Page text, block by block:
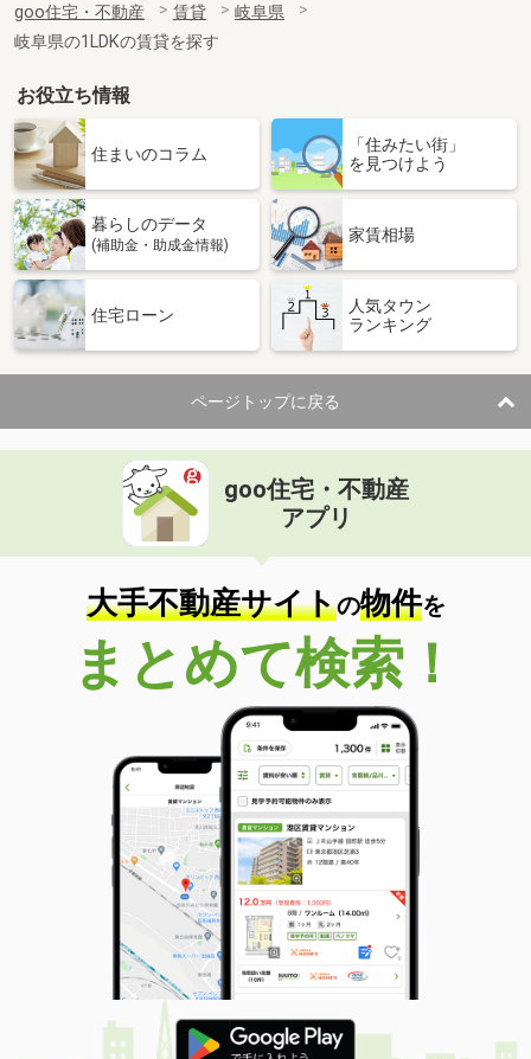
専有面積
46.22m²
間取り
岐阜県中津川市駒場
価 格
6.35万円
岐阜県中津川市駒場
専有面積 33.34m²
間取り
岐阜県各務原市鵜沼各務原町６丁目
住 所
岐阜県各務原市鵜沼各務原町６丁目
専有面積 58.37m²
間取り
2LDK
岐阜県各務原市鵜沼三ツ池町２
価 格
住 所
岐阜県各務原市鵜沼三ツ池町２
専有面積 50.01m²
間取り
1LDK
岐阜県各務原市蘇原沢上町２丁目
価 格
5万円
岐阜県各務原市蘇原沢上町２丁目
55.15m²
間取り
2LDK
岐阜県可児市下恵土
価 格
5.30万円
住 所
岐阜県可児市下恵土
専有面積 60.5m²
間取り
3LDK
岐阜県岐阜市下鵜飼
価 格
5.40万円
goo住宅・不動産 賃貸
岐阜県
岐阜県の1LDKの賃貸を探す
お役立ち情報
住まいのコラム
「住みたい街」
を見つけよう
暮らしのデータ
(補助金・助成金情報)
家賃相場
住宅ローン
人気タウン
ランキング
ページトップに戻る
goo住宅・不動産
アプリ
大手不動産サイトの物件を
まとめて検索！